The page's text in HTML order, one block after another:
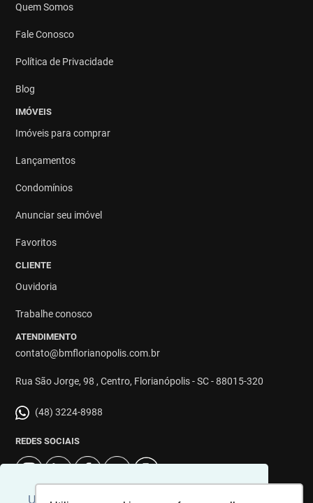
Usamos cookies para personalizar
Quem Somos
Fale Conosco
Política de Privacidade
Blog
IMÓVEIS
Imóveis para comprar
Lançamentos
Condomínios
Anunciar seu imóvel
Favoritos
CLIENTE
Ouvidoria
Trabalhe conosco
ATENDIMENTO
contato@bmflorianopolis.com.br
Rua São Jorge, 98 , Centro, Florianópolis - SC - 88015-320
(48) 3224-8988
REDES SOCIAIS